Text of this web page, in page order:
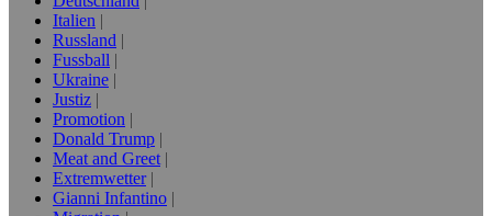
Italien
Russland
Fussball
Ukraine
Justiz
Promotion
Donald Trump
Meat and Greet
Extremwetter
Gianni Infantino